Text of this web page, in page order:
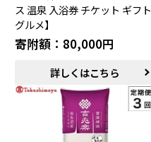
ス 温泉 入浴券 チケット ギフト
グルメ】
寄附額：80,000円
詳しくはこちら